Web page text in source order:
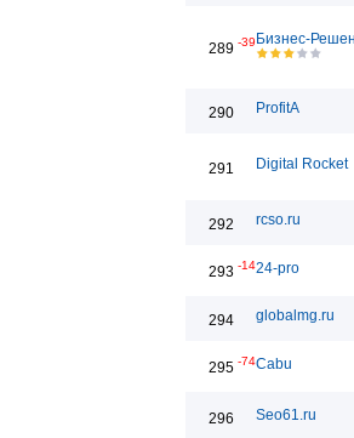
289 -39 Бизнес-
290 ProfitA
291 Digital Rocket
292 rcso.ru
293 -1424-pro
294 globalmg.ru
295 -74Cabu
296 Seo61.ru